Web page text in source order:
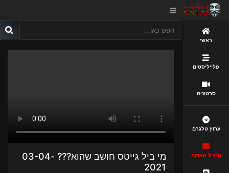
ראשי
פלייליסטים
סרטונים
ערוץ טלגרם
המייל האדום
מי ביל גייטס חושב שהוא??? 03-04-
2021